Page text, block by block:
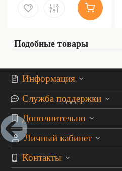
Подобные товары
Информация
Служба поддержки
Дополнительно
Личный кабинет
Контакты